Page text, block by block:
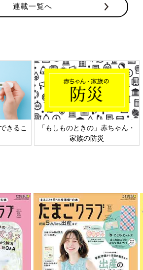
連載一覧へ
きるこ
「もしものときの」赤ちゃん・
家族の防災